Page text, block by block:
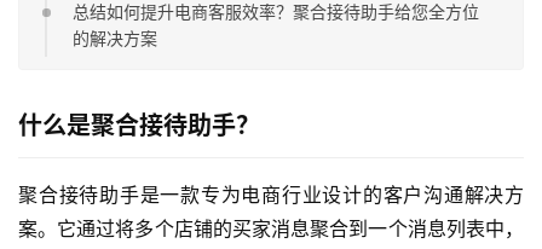
总结如何提升电商客服效率？聚合接待助手给您全方位
的解决方案
什么是聚合接待助手？
聚合接待助手是一款专为电商行业设计的客户沟通解决方
案。它通过将多个店铺的买家消息聚合到一个消息列表中，